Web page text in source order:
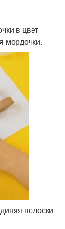
в цвет
мордочки.
полоски